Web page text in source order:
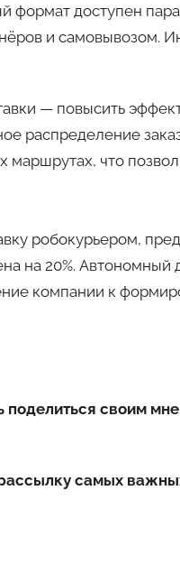
формат доступен
и самовывозом.
— повысить
распределение
маршрутах, что
робокурьером,
на 20%.
компании к
своим
самых